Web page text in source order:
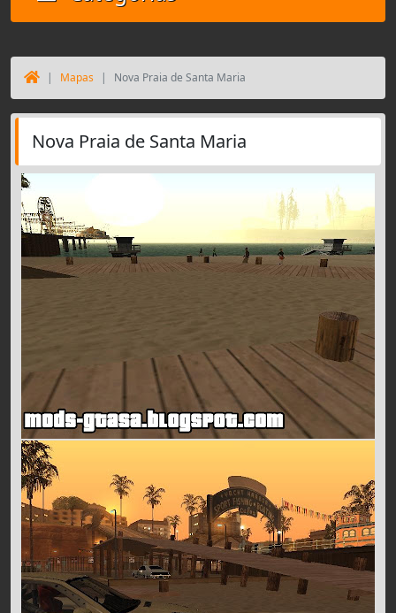
Mapas Nova Praia de Santa Maria
Nova Praia de Santa Maria